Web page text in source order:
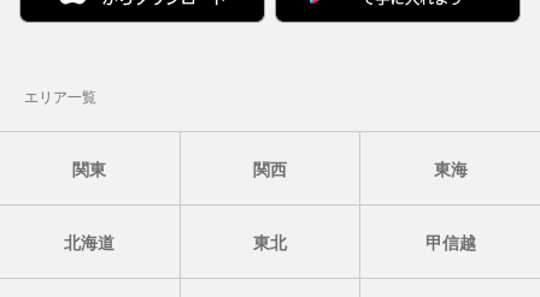
エリア一覧
関東 関西 東海
北海道 東北 甲信越